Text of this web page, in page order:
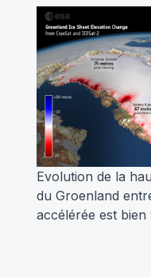
Evolution de la
du Groenland
accélérée est bien